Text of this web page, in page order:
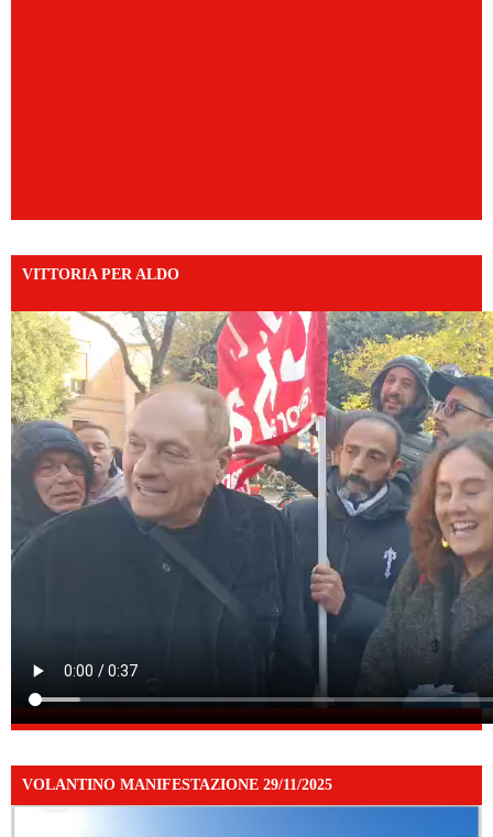
VITTORIA PER ALDO
VOLANTINO MANIFESTAZIONE 29/11/2025